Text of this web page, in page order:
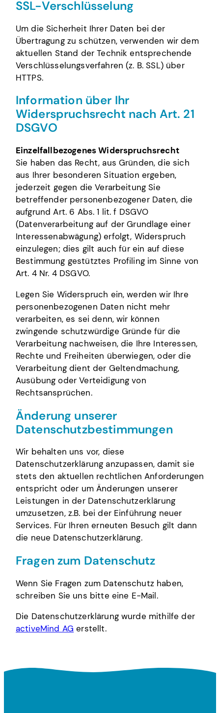
SSL-Verschlüsselung
Um die Sicherheit Ihrer Daten bei der
Übertragung zu schützen, verwenden wir dem
aktuellen Stand der Technik entsprechende
Verschlüsselungsverfahren (z. B. SSL) über
HTTPS.
Information über Ihr
Widerspruchsrecht nach Art. 21
DSGVO
Einzelfallbezogenes Widerspruchsrecht
Sie haben das Recht, aus Gründen, die sich
aus Ihrer besonderen Situation ergeben,
jederzeit gegen die Verarbeitung Sie
betreffender personenbezogener Daten, die
aufgrund Art. 6 Abs. 1 lit. f DSGVO
(Datenverarbeitung auf der Grundlage einer
Interessenabwägung) erfolgt, Widerspruch
einzulegen; dies gilt auch für ein auf diese
Bestimmung gestütztes Profiling im Sinne von
Art. 4 Nr. 4 DSGVO.
Legen Sie Widerspruch ein, werden wir Ihre
personenbezogenen Daten nicht mehr
verarbeiten, es sei denn, wir können
zwingende schutzwürdige Gründe für die
Verarbeitung nachweisen, die Ihre Interessen,
Rechte und Freiheiten überwiegen, oder die
Verarbeitung dient der Geltendmachung,
Ausübung oder Verteidigung von
Rechtsansprüchen.
Änderung unserer
Datenschutzbestimmungen
Wir behalten uns vor, diese
Datenschutzerklärung anzupassen, damit sie
stets den aktuellen rechtlichen Anforderungen
entspricht oder um Änderungen unserer
Leistungen in der Datenschutzerklärung
umzusetzen, z.B. bei der Einführung neuer
Services. Für Ihren erneuten Besuch gilt dann
die neue Datenschutzerklärung.
Fragen zum Datenschutz
Wenn Sie Fragen zum Datenschutz haben,
schreiben Sie uns bitte eine E-Mail.
Die Datenschutzerklärung wurde mithilfe der
activeMind AG erstellt.